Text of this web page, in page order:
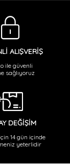
ALIŞVERİŞ
ile güvenli
sağlıyoruz
DEĞİŞİM
14 gün içinde
yeterlidir